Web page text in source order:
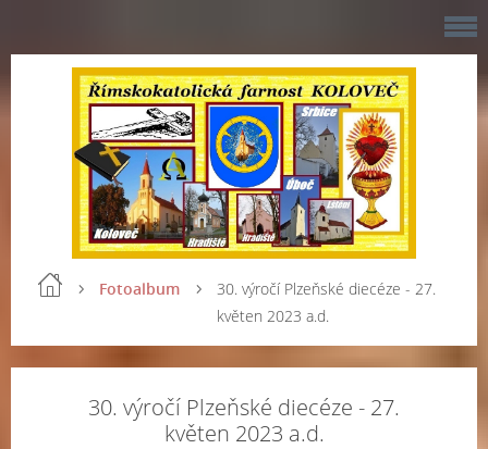
Fotoalbum
30. výročí Plzeňské diecéze - 27.
květen 2023 a.d.
30. výročí Plzeňské diecéze - 27.
květen 2023 a.d.